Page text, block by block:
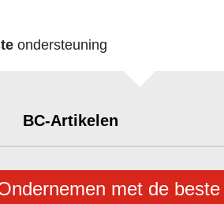
ondersteuning
BC-Artikelen
met de